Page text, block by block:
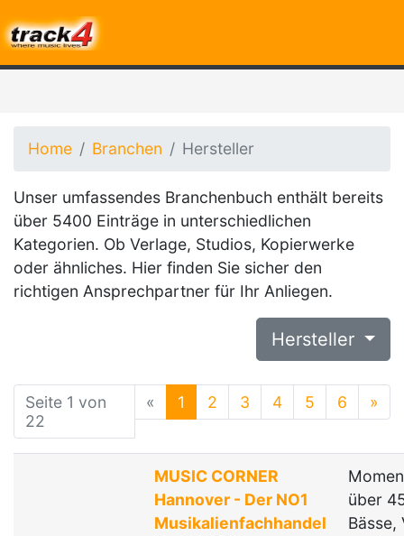
Home Branchen Hersteller
Unser umfassendes Branchenbuch enthält bereits
über 5400 Einträge in unterschiedlichen
Kategorien. Ob Verlage, Studios, Kopierwerke
oder ähnliches. Hier finden Sie sicher den
richtigen Ansprechpartner für Ihr Anliegen.
Hersteller
Seite 1 von
22
« 1 2 3 4 5 6 »
MUSIC CORNER
Hannover - Der NO1
Musikalienfachhandel
über
Bässe,